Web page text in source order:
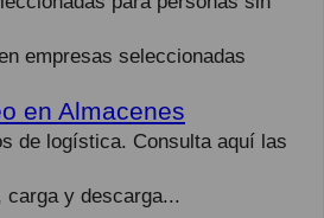
empresas seleccionadas
en Almacenes
de logística. Consulta aquí las
carga y descarga...